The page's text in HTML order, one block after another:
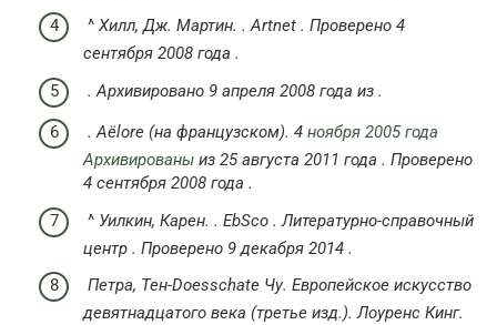
^ Хилл, Дж. Мартин. .Artnet . Проверено 4
сентября 2008 года .
. Архивировано 9 апреля 2008 года из .
.Aëlore (на французском). 4 ноября 2005 года
Архивированы из 25 августа 2011 года . Проверено
4 сентября 2008 года .
^ Уилкин, Карен. . EbSco . Литературно-справочный
центр . Проверено 9 декабря 2014 .
Петра, Тен-Doesschate Чу. Европейское искусство
девятнадцатого века (третье изд.).Лоуренс Кинг.